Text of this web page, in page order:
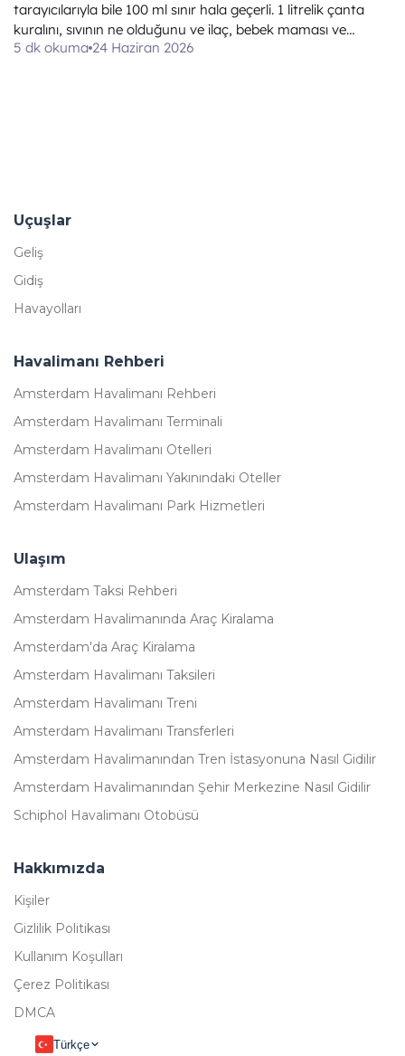
tarayıcılarıyla bile 100 ml sınır hala geçerli. 1 litrelik çanta
kuralını, sıvının ne olduğunu ve ilaç, bebek maması ve
gümrüksüz ürün istisnalarını öğrenin.
5 dk okuma 24 Haziran 2026
Uçuşlar
Geliş
Gidiş
Havayolları
Havalimanı Rehberi
Amsterdam Havalimanı Rehberi
Amsterdam Havalimanı Terminali
Amsterdam Havalimanı Otelleri
Amsterdam Havalimanı Yakınındaki Oteller
Amsterdam Havalimanı Park Hizmetleri
Ulaşım
Amsterdam Taksi Rehberi
Amsterdam Havalimanında Araç Kiralama
Amsterdam'da Araç Kiralama
Amsterdam Havalimanı Taksileri
Amsterdam Havalimanı Treni
Amsterdam Havalimanı Transferleri
Amsterdam Havalimanından Tren İstasyonuna Nasıl Gidilir
Amsterdam Havalimanından Şehir Merkezine Nasıl Gidilir
Schiphol Havalimanı Otobüsü
Hakkımızda
Kişiler
Gizlilik Politikası
Kullanım Koşulları
Çerez Politikası
DMCA
Türkçe